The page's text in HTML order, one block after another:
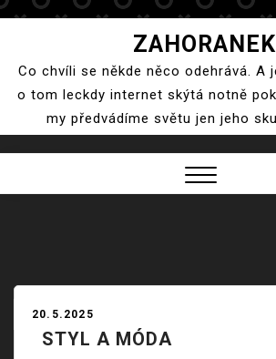
content
ZAHORANEK
Co chvíli se někde něco odehrává. A
o tom leckdy internet skýtá notně
my předvádíme světu jen jeho
STYL A MÓDA
20.5.2025